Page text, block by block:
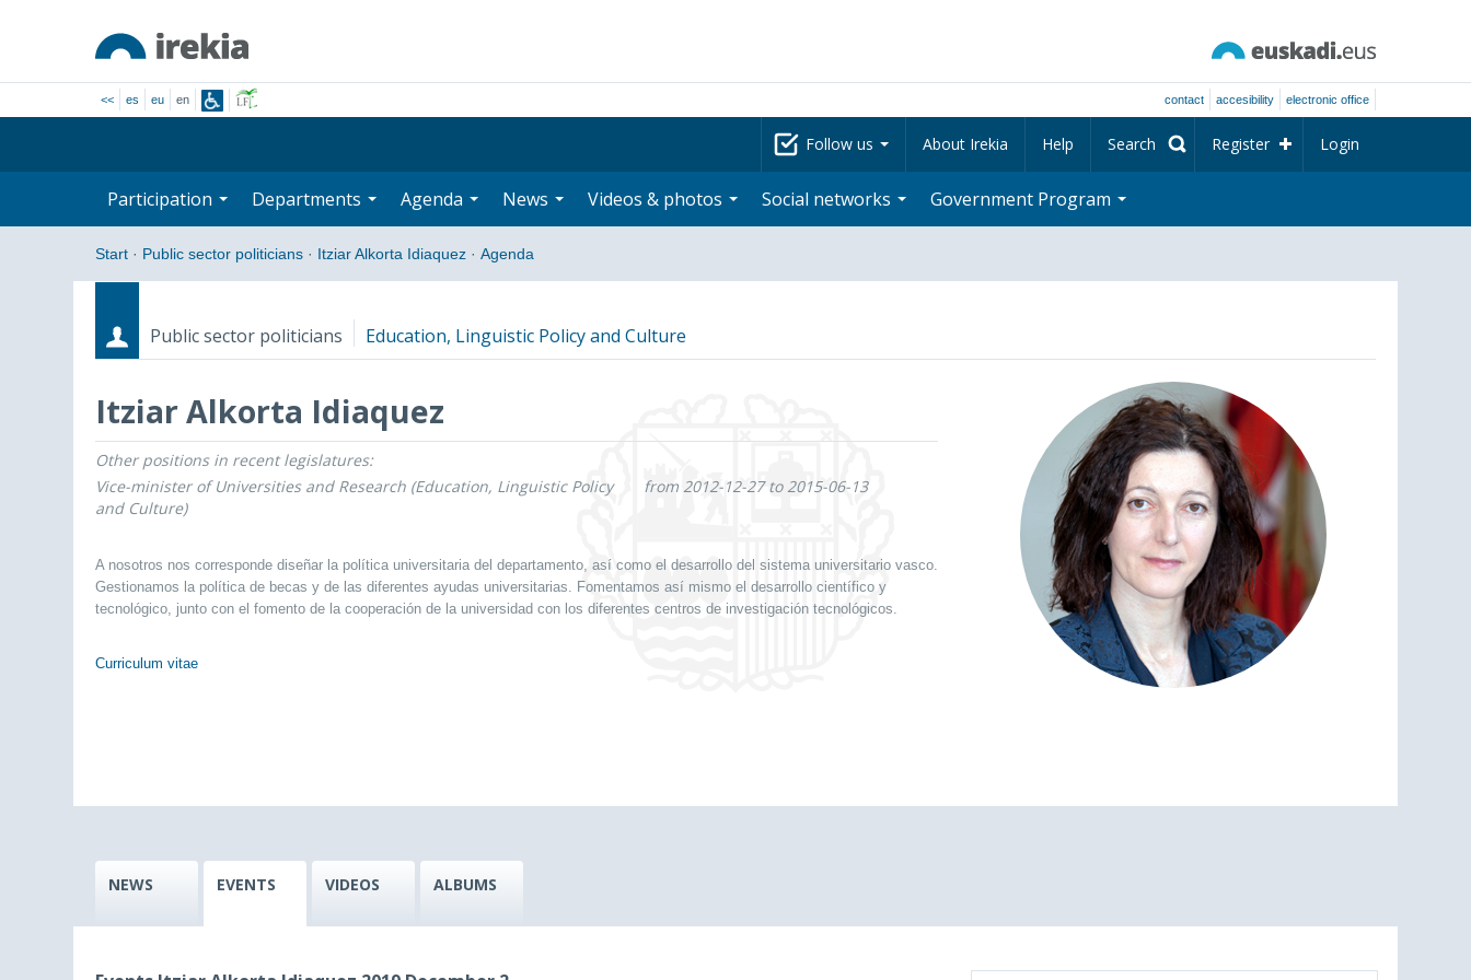
<< es eu en contact accesibility electronic office
Follow us About Irekia Help Search Register Login
Participation Departments Agenda News Videos & photos Social networks Government Program
Start · Public sector politicians · Itziar Alkorta Idiaquez · Agenda
Public sector politicians Education, Linguistic Policy and Culture
Itziar Alkorta Idiaquez
RolesStart date - End date
Other positions in recent legislatures:
Vice-minister of Universities and Research (Education, Linguistic Policy
and Culture)
from 2012-12-27 to 2015-06-13
A nosotros nos corresponde diseñar la política universitaria del departamento, así como el desarrollo del sistema universitario vasco.
Gestionamos la política de becas y de las diferentes ayudas universitarias. Fomentamos así mismo el desarrollo científico y
tecnológico, junto con el fomento de la cooperación de la universidad con los diferentes centros de investigación tecnológicos.
Curriculum vitae
NEWS EVENTS VIDEOS ALBUMS